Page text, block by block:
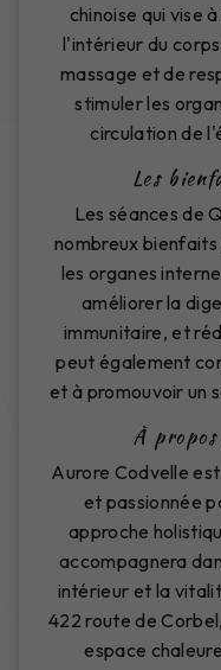
chinoise qui vise
l'intérieur du
massage et de
stimuler les
circulation de
Les
Les séances de
nombreux
les organes
améliorer la
immunitaire, et
peut également
et à promouvoir un
À
Aurore Codvelle
et passionnée
approche
accompagnera
intérieur et la
422 route de
espace